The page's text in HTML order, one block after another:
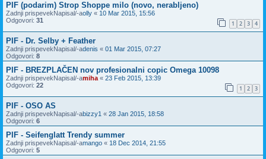
PIF (podarim) Strop Shoppe milo (novo, nerabljeno)
Zadnji prispevekNapisal/-aolly « 10 Mar 2015, 15:56
Odgovori: 31 1 2 3 4
PIF - Dr. Selby + Feather
Zadnji prispevekNapisal/-adenis « 01 Mar 2015, 07:27
Odgovori: 8
PIF - BREZPLAČEN nov profesionalni copic Omega 10098
Zadnji prispevekNapisal/-amiha « 23 Feb 2015, 13:39
Odgovori: 22 1 2 3
PIF - OSO AS
Zadnji prispevekNapisal/-abizzy1 « 28 Jan 2015, 18:58
Odgovori: 6
PIF - Seifenglatt Trendy summer
Zadnji prispevekNapisal/-amango « 18 Dec 2014, 21:55
Odgovori: 5